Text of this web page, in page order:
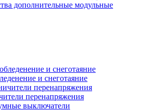
дополнительные модульные
и снеготаяние
перенапряжения